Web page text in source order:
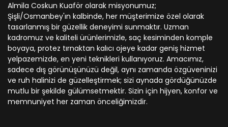
Almila Coskun Kuaför olarak misyonumuz;
Şişli/Osmanbey'ın kalbinde, her müşterimize özel olarak
tasarlanmış bir güzellik deneyimi sunmaktır. Uzman
kadromuz ve kaliteli ürünlerimizle, saç kesiminden komple
boyaya, protez tırnaktan kalıcı ojeye kadar geniş hizmet
yelpazemizde, en yeni teknikleri kullanıyoruz. Amacımız,
sadece dış görünüşünüzü değil, aynı zamanda özgüveninizi
ve ruh halinizi de güzelleştirmek; sizi aynada gördüğünüzde
mutlu bir şekilde gülümsetmektir. Sizin için hijyen, konfor ve
memnuniyet her zaman önceliğimizdir.